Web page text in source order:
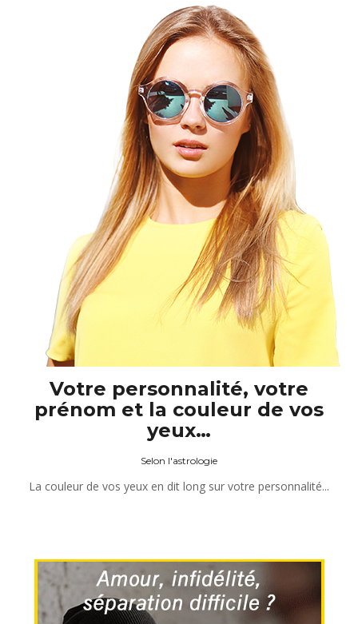
Votre personnalité, votre
prénom et la couleur de vos
yeux…
Selon l'astrologie
La couleur de vos yeux en dit long sur votre personnalité...